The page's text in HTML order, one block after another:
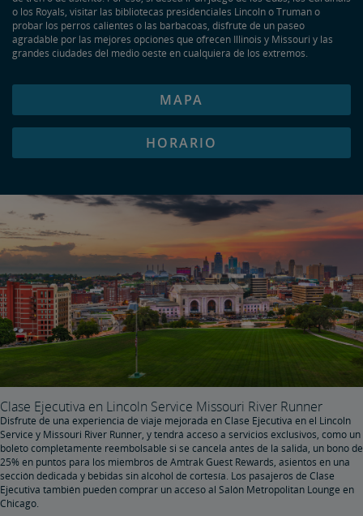
o los Royals, visitar las bibliotecas presidenciales Lincoln o Truman o
probar los perros calientes o las barbacoas, disfrute de un paseo
agradable por las mejores opciones que ofrecen Illinois y Missouri y las
grandes ciudades del medio oeste en cualquiera de los extremos.
MAPA
HORARIO
Clase Ejecutiva en Lincoln Service Missouri River Runner
Disfrute de una experiencia de viaje mejorada en Clase Ejecutiva en el Lincoln
Service y Missouri River Runner, y tendrá acceso a servicios exclusivos, como un
boleto completamente reembolsable si se cancela antes de la salida, un bono de
25% en puntos para los miembros de Amtrak Guest Rewards, asientos en una
sección dedicada y bebidas sin alcohol de cortesía. Los pasajeros de Clase
Ejecutiva también pueden comprar un acceso al Salón Metropolitan Lounge en
Chicago.